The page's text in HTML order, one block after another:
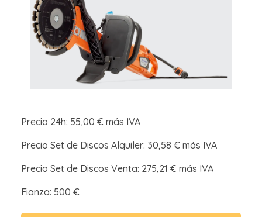
Precio 24h: 55,00 € más IVA
Precio Set de Discos Alquiler: 30,58 € más IVA
Precio Set de Discos Venta: 275,21 € más IVA
Fianza: 500 €